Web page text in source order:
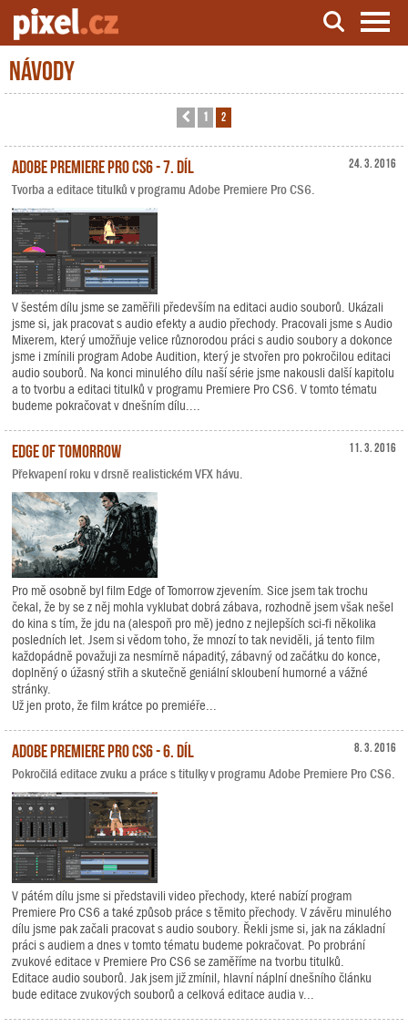
Server o natáčení a zpracování videa
Návody
Předchozí
1 2
24. 3. 2016
Adobe Premiere Pro CS6 - 7. díl
Tvorba a editace titulků v programu Adobe Premiere Pro CS6.
V šestém dílu jsme se zaměřili především na editaci audio souborů. Ukázali
jsme si, jak pracovat s audio efekty a audio přechody. Pracovali jsme s Audio
Mixerem, který umožňuje velice různorodou práci s audio soubory a dokonce
jsme i zmínili program Adobe Audition, který je stvořen pro pokročilou editaci
audio souborů. Na konci minulého dílu naší série jsme nakousli další kapitolu
a to tvorbu a editaci titulků v programu Premiere Pro CS6. V tomto tématu
budeme pokračovat v dnešním dílu....
11. 3. 2016
Edge of Tomorrow
Překvapení roku v drsně realistickém VFX hávu.
Pro mě osobně byl film Edge of Tomorrow zjevením. Sice jsem tak trochu
čekal, že by se z něj mohla vyklubat dobrá zábava, rozhodně jsem však nešel
do kina s tím, že jdu na (alespoň pro mě) jedno z nejlepších sci-fi několika
posledních let. Jsem si vědom toho, že mnozí to tak neviděli, já tento film
každopádně považuji za nesmírně nápaditý, zábavný od začátku do konce,
doplněný o úžasný střih a skutečně geniální skloubení humorné a vážné
stránky.
Už jen proto, že film krátce po premiéře...
8. 3. 2016
Adobe Premiere Pro CS6 - 6. díl
Pokročilá editace zvuku a práce s titulky v programu Adobe Premiere Pro CS6.
V pátém dílu jsme si představili video přechody, které nabízí program
Premiere Pro CS6 a také způsob práce s těmito přechody. V závěru minulého
dílu jsme pak začali pracovat s audio soubory. Řekli jsme si, jak na základní
práci s audiem a dnes v tomto tématu budeme pokračovat. Po probrání
zvukové editace v Premiere Pro CS6 se zaměříme na tvorbu titulků.
Editace audio souborů. Jak jsem již zmínil, hlavní náplní dnešního článku
bude editace zvukových souborů a celková editace audia v...